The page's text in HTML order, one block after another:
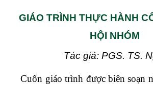
GIÁO TRÌNH THỰC HÀNH
HỘI NHÓM
Tác giả: PGS. TS.
Cuốn giáo trình được biên soạn